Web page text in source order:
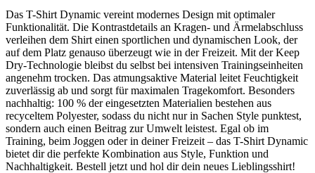
Das T-Shirt Dynamic vereint modernes Design mit optimaler
Funktionalität. Die Kontrastdetails an Kragen- und Ärmelabschluss
verleihen dem Shirt einen sportlichen und dynamischen Look, der
auf dem Platz genauso überzeugt wie in der Freizeit. Mit der Keep
Dry-Technologie bleibst du selbst bei intensiven Trainingseinheiten
angenehm trocken. Das atmungsaktive Material leitet Feuchtigkeit
zuverlässig ab und sorgt für maximalen Tragekomfort. Besonders
nachhaltig: 100 % der eingesetzten Materialien bestehen aus
recyceltem Polyester, sodass du nicht nur in Sachen Style punktest,
sondern auch einen Beitrag zur Umwelt leistest. Egal ob im
Training, beim Joggen oder in deiner Freizeit – das T-Shirt Dynamic
bietet dir die perfekte Kombination aus Style, Funktion und
Nachhaltigkeit. Bestell jetzt und hol dir dein neues Lieblingsshirt!